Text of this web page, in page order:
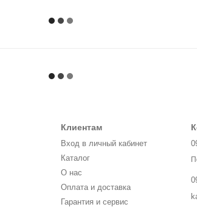
Клиентам
Вход в личный кабинет
Каталог
О нас
Оплата и доставка
Гарантия и сервис